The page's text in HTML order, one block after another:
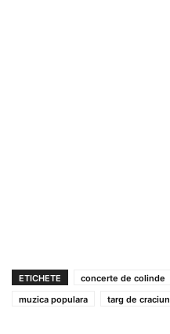
ETICHETE concerte de colinde
muzica populara
targ de craciun